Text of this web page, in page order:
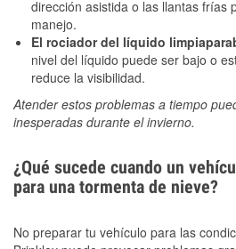
dirección asistida o las llantas frías
manejo.
El rociador del líquido
nivel del líquido puede ser bajo o
reduce la visibilidad.
Atender estos problemas a tiempo
inesperadas durante el invierno.
¿Qué sucede cuando un
para una tormenta de nieve?
No preparar tu vehículo para las